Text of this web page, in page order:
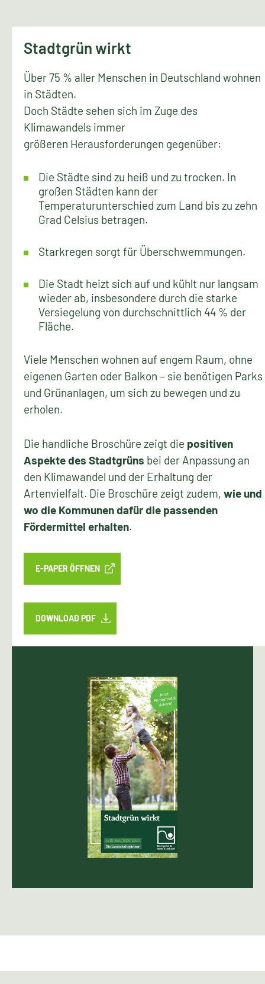
Stadtgrün wirkt
Über 75 % aller Menschen in Deutschland wohnen
in Städten.
Doch Städte sehen sich im Zuge des
Klimawandels immer
größeren Herausforderungen gegenüber:
Die Städte sind zu heiß und zu trocken. In
großen Städten kann der
Temperaturunterschied zum Land bis zu zehn
Grad Celsius betragen.
Starkregen sorgt für Überschwemmungen.
Die Stadt heizt sich auf und kühlt nur langsam
wieder ab, insbesondere durch die starke
Versiegelung von durchschnittlich 44 % der
Fläche.
Viele Menschen wohnen auf engem Raum, ohne
eigenen Garten oder Balkon – sie benötigen Parks
und Grünanlagen, um sich zu bewegen und zu
erholen.
Die handliche Broschüre zeigt die positiven
Aspekte des Stadtgrüns bei der Anpassung an
den Klimawandel und der Erhaltung der
Artenvielfalt. Die Broschüre zeigt zudem, wie und
wo die Kommunen dafür die passenden
Fördermittel erhalten.
E-PAPER ÖFFNEN
DOWNLOAD PDF